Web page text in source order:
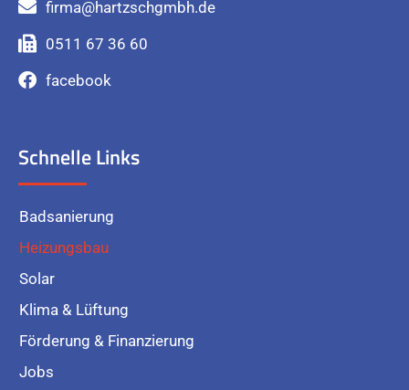
firma@hartzschgmbh.de
0511 67 36 60
facebook
Schnelle Links
Badsanierung
Heizungsbau
Solar
Klima & Lüftung
Förderung & Finanzierung
Jobs